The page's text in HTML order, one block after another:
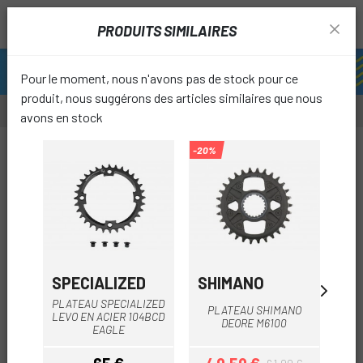
PRODUITS SIMILAIRES
Pour le moment, nous n'avons pas de stock pour ce
produit, nous suggérons des articles similaires que nous
avons en stock
SPECIALIZED
PLATEAU SPECIALIZED
LEVO EN ACIER 104BCD
EAGLE
-20%
SHIMANO
PLATEAU SHIMANO
DEORE M6100